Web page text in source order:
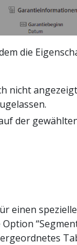
die
nicht
der
einen